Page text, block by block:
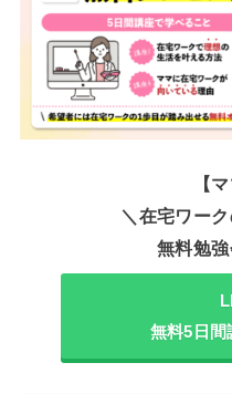
【
＼在宅ワー
無料勉
無料5日間